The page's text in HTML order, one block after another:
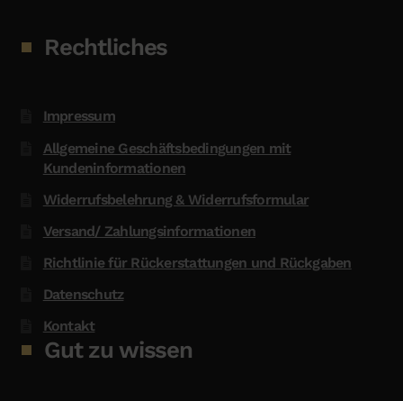
Rechtliches
Impressum
Allgemeine Geschäftsbedingungen mit
Kundeninformationen
Widerrufsbelehrung & Widerrufsformular
Versand/ Zahlungsinformationen
Richtlinie für Rückerstattungen und Rückgaben
Datenschutz
Kontakt
Gut zu wissen